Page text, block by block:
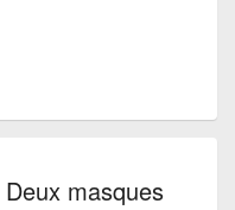
Deux masques